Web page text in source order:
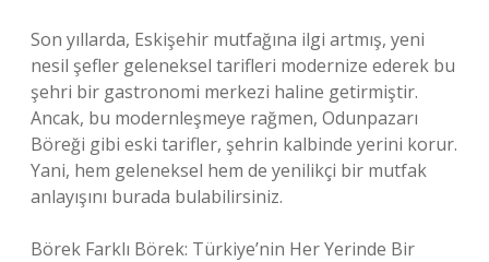
Son yıllarda, Eskişehir mutfağına ilgi artmış, yeni
nesil şefler geleneksel tarifleri modernize ederek bu
şehri bir gastronomi merkezi haline getirmiştir.
Ancak, bu modernleşmeye rağmen, Odunpazarı
Böreği gibi eski tarifler, şehrin kalbinde yerini korur.
Yani, hem geleneksel hem de yenilikçi bir mutfak
anlayışını burada bulabilirsiniz.
Börek Farklı Börek: Türkiye’nin Her Yerinde Bir